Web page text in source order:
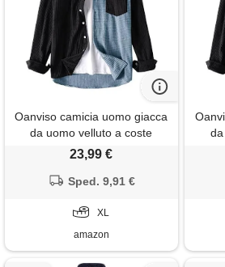
Oanviso camicia uomo giacca
da uomo velluto a coste
camicia con risvolto manica
pulsanti slim fit primavera
contrastanti giacca retrò c blu
xl
23,99 €
Sped. 9,91 €
XL
amazon